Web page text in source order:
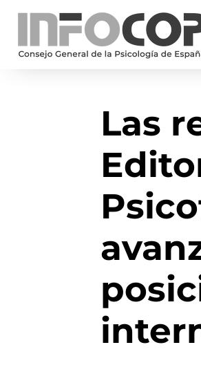
Las